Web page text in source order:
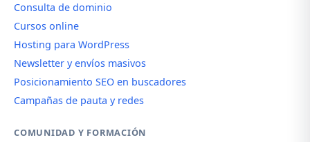
Consulta de dominio
Cursos online
Hosting para WordPress
Newsletter y envíos masivos
Posicionamiento SEO en buscadores
Campañas de pauta y redes
COMUNIDAD Y FORMACIÓN